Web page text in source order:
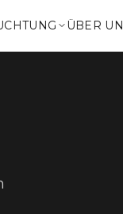
ÜBER